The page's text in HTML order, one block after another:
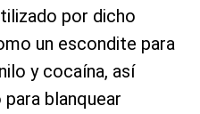
por dicho
un escondite para
y cocaína, así
blanquear